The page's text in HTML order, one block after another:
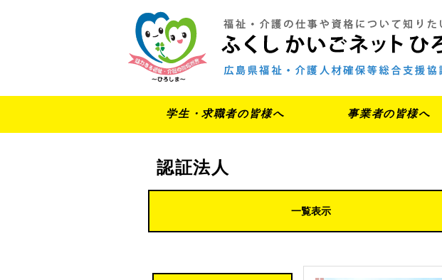
学生・求職者の皆様へ 事業者の皆様へ
認証法人
一覧表示